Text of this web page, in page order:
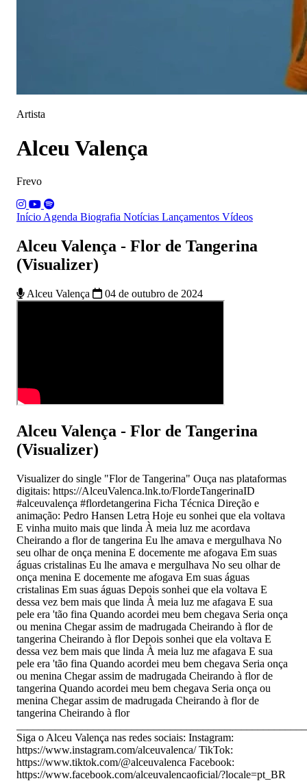
Artista
Alceu Valença
Frevo
Início Agenda Biografia Notícias Lançamentos Vídeos
Alceu Valença - Flor de Tangerina
(Visualizer)
Alceu Valença 04 de outubro de 2024
Alceu Valença - Flor de Tangerina
(Visualizer)
Visualizer do single "Flor de Tangerina" Ouça nas plataformas
digitais: https://AlceuValenca.lnk.to/FlordeTangerinaID
#alceuvalença #flordetangerina Ficha Técnica Direção e
animação: Pedro Hansen Letra Hoje eu sonhei que ela voltava
E vinha muito mais que linda À meia luz me acordava
Cheirando a flor de tangerina Eu lhe amava e mergulhava No
seu olhar de onça menina E docemente me afogava Em suas
águas cristalinas Eu lhe amava e mergulhava No seu olhar de
onça menina E docemente me afogava Em suas águas
cristalinas Em suas águas Depois sonhei que ela voltava E
dessa vez bem mais que linda À meia luz me afagava E sua
pele era 'tão fina Quando acordei meu bem chegava Seria onça
ou menina Chegar assim de madrugada Cheirando à flor de
tangerina Cheirando à flor Depois sonhei que ela voltava E
dessa vez bem mais que linda À meia luz me afagava E sua
pele era 'tão fina Quando acordei meu bem chegava Seria onça
ou menina Chegar assim de madrugada Cheirando à flor de
tangerina Quando acordei meu bem chegava Seria onça ou
menina Chegar assim de madrugada Cheirando à flor de
tangerina Cheirando à flor
Siga o Alceu Valença nas redes sociais: Instagram:
https://www.instagram.com/alceuvalenca/ TikTok:
https://www.tiktok.com/@alceuvalenca Facebook:
https://www.facebook.com/alceuvalencaoficial/?locale=pt_BR